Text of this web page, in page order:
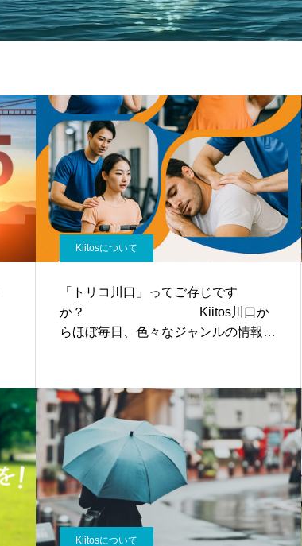
Kiitosについて
「トリコ川口」ってご存じです
か？ Kiitos川口か
らほぼ毎日、色々なジャンルの情報を
Kiitosについて